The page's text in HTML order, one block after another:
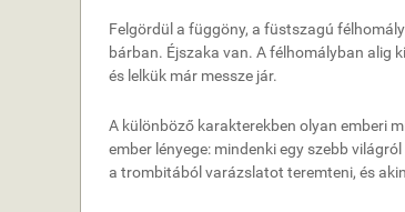
Felgördül a függöny, a füstszagú
bárban. Éjszaka van. A félhomályban alig
és lelkük már messze jár.
A különböző karakterekben olyan emberi
ember lényege: mindenki egy szebb
a trombitából varázslatot teremteni, és